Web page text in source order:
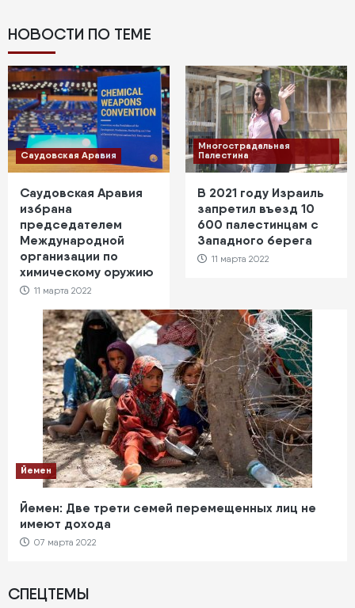
НОВОСТИ ПО ТЕМЕ
Саудовская Аравия
Саудовская Аравия
избрана
председателем
Международной
организации по
химическому оружию
11 марта 2022
Многострадальная
Палестина
В 2021 году Израиль
запретил въезд 10
600 палестинцам с
Западного берега
11 марта 2022
Йемен
Йемен: Две трети семей перемещенных лиц не
имеют дохода
07 марта 2022
СПЕЦТЕМЫ